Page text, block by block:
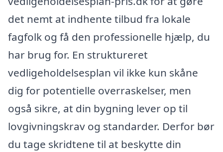
det nemt at indhente tilbud fra lokale
fagfolk og få den professionelle hjælp, du
har brug for. En struktureret
vedligeholdelsesplan vil ikke kun skåne
dig for potentielle overraskelser, men
også sikre, at din bygning lever op til
lovgivningskrav og standarder. Derfor bør
du tage skridtene til at beskytte din